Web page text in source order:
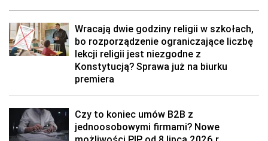
Wracają dwie godziny religii w szkołach,
bo rozporządzenie ograniczające liczbę
lekcji religii jest niezgodne z
Konstytucją? Sprawa już na biurku
premiera
Czy to koniec umów B2B z
jednoosobowymi firmami? Nowe